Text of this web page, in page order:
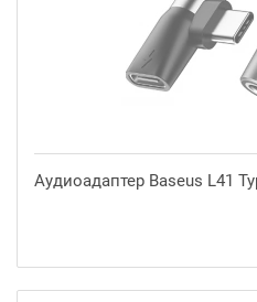
Аудиоадаптер Baseus L41